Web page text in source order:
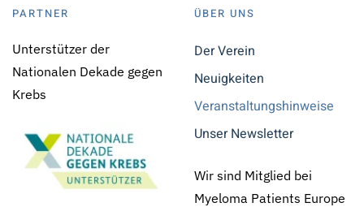
PARTNER
Unterstützer der
Nationalen Dekade gegen
Krebs
ÜBER UNS
Der Verein
Neuigkeiten
Veranstaltungshinweise
Unser Newsletter
Wir sind Mitglied bei
Myeloma Patients Europe